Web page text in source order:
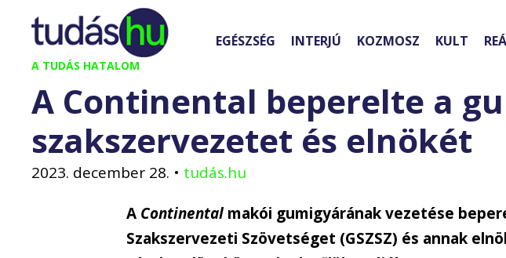
Kilépés
tartalomba
A TUDÁS HATALOM
EGÉSZSÉG INTERJÚ KOZMOSZ KULT
A Continental beperelte a
szakszervezetet és elnökét
2023. december 28. • tudás.hu
A Continentalmakói gumigyárának vezetése
Szakszervezeti Szövetséget (GSZSZ) és annak